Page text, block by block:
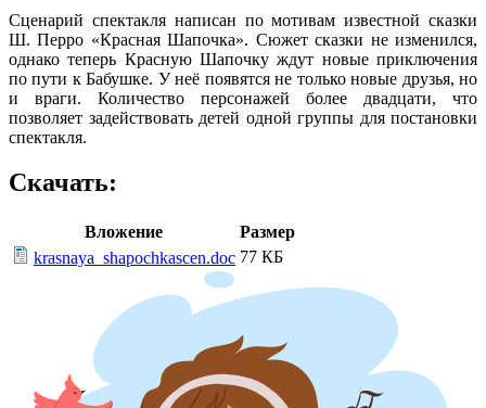
Сценарий спектакля написан по мотивам известной сказки
Ш. Перро «Красная Шапочка». Сюжет сказки не изменился,
однако теперь Красную Шапочку ждут новые приключения
по пути к Бабушке. У неё появятся не только новые друзья, но
и враги. Количество персонажей более двадцати, что
позволяет задействовать детей одной группы для постановки
спектакля.
Скачать:
Вложение
Размер
krasnaya_shapochkascen.doc 77 КБ